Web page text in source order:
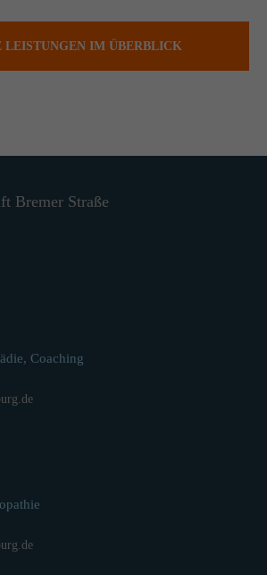
LEISTUNGEN IM ÜBERBLICK
Bremer Straße
Coaching
de
de